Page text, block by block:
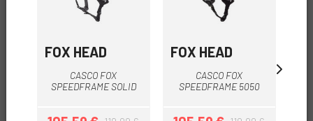
FOX HEAD
CASCO FOX
SPEEDFRAME SOLID
FOX HEAD
CASCO FOX
SPEEDFRAME 5050